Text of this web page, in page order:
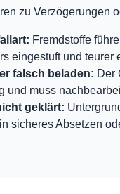
zu Verzögerungen
Fremdstoffe
eingestuft und teurer
falsch beladen: Der
und muss
geklärt:
sicheres Absetzen